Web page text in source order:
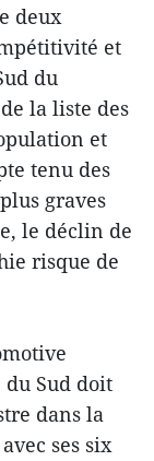
deux
et
du
la liste des
et
tenu des
graves
le déclin de
risque de
du Sud doit
dans la
ses six